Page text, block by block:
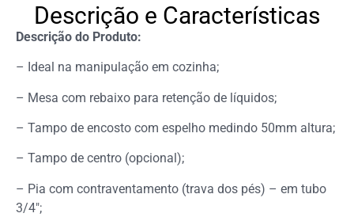
Descrição e Características
Descrição do Produto:
– Ideal na manipulação em cozinha;
– Mesa com rebaixo para retenção de líquidos;
– Tampo de encosto com espelho medindo 50mm altura;
– Tampo de centro (opcional);
– Pia com contraventamento (trava dos pés) – em tubo
3/4″;